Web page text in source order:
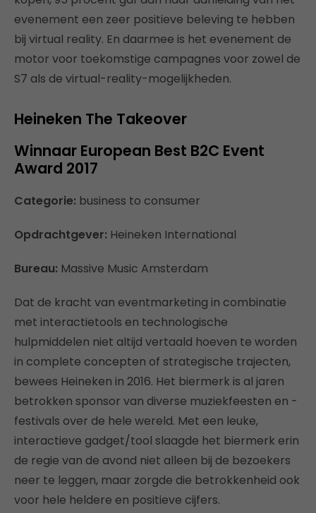
evenement een zeer positieve beleving te hebben
bij virtual reality. En daarmee is het evenement de
motor voor toekomstige campagnes voor zowel de
S7 als de virtual-reality-mogelijkheden.
Heineken The Takeover
Winnaar European Best B2C Event
Award 2017
Categorie: business to consumer
Opdrachtgever: Heineken International
Bureau: Massive Music Amsterdam
Dat de kracht van eventmarketing in combinatie
met interactietools en technologische
hulpmiddelen niet altijd vertaald hoeven te worden
in complete concepten of strategische trajecten,
bewees Heineken in 2016. Het biermerk is al jaren
betrokken sponsor van diverse muziekfeesten en -
festivals over de hele wereld. Met een leuke,
interactieve gadget/tool slaagde het biermerk erin
de regie van de avond niet alleen bij de bezoekers
neer te leggen, maar zorgde die betrokkenheid ook
voor hele heldere en positieve cijfers.